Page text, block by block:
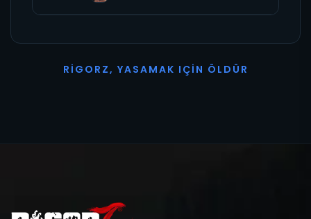
R I G O R Z, YASAMAK I ÇI N Ö L D Ü R